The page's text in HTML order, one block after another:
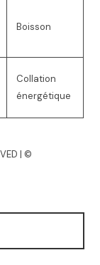
Boisson
Collation
énergétique
| ©